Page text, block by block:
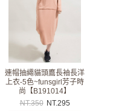
連帽抽繩貓頭鷹長袖長洋
上衣-5色~funsgirl芳子時
尚【B191014】
NT.350 NT.295